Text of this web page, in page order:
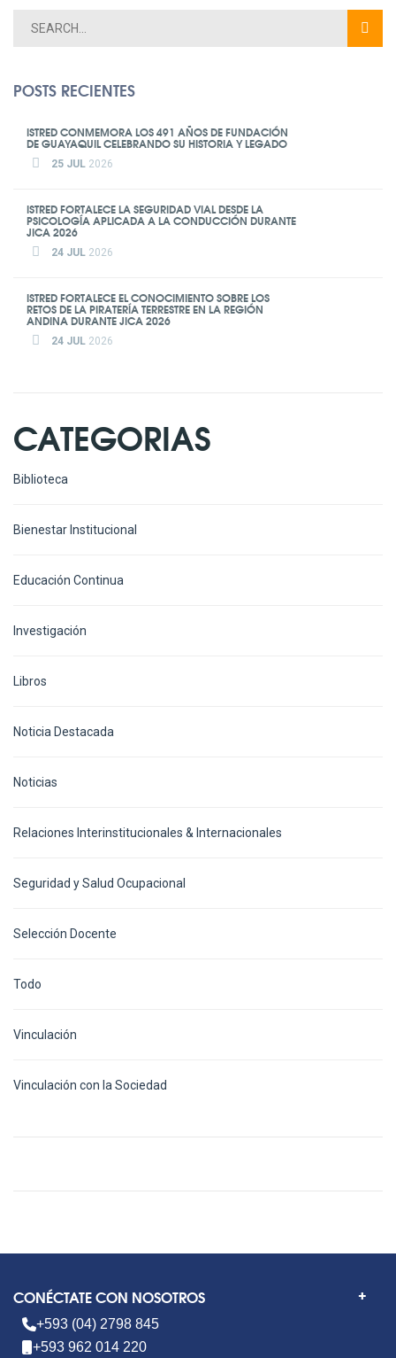
POSTS RECIENTES
ISTRED CONMEMORA LOS 491 AÑOS DE FUNDACIÓN
DE GUAYAQUIL CELEBRANDO SU HISTORIA Y LEGADO
25 JUL 2026
ISTRED FORTALECE LA SEGURIDAD VIAL DESDE LA
PSICOLOGÍA APLICADA A LA CONDUCCIÓN DURANTE
JICA 2026
24 JUL 2026
ISTRED FORTALECE EL CONOCIMIENTO SOBRE LOS
RETOS DE LA PIRATERÍA TERRESTRE EN LA REGIÓN
ANDINA DURANTE JICA 2026
24 JUL 2026
CATEGORIAS
Biblioteca
Bienestar Institucional
Educación Continua
Investigación
Libros
Noticia Destacada
Noticias
Relaciones Interinstitucionales & Internacionales
Seguridad y Salud Ocupacional
Selección Docente
Todo
Vinculación
Vinculación con la Sociedad
CONÉCTATE CON NOSOTROS
+593 (04) 2798 845
+593 962 014 220